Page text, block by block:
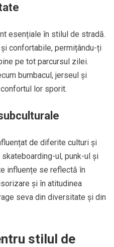
esențiale în stilul de stradă.
confortabile, permițându-ți
pe tot parcursul zilei.
bumbacul, jerseul și
lor sporit.
de diferite culturi și
ul, punk-ul și
influențe se reflectă în
și în atitudinea
seva din diversitate și din
stilul de